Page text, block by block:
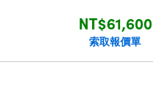
NT$61,600
索取報價單